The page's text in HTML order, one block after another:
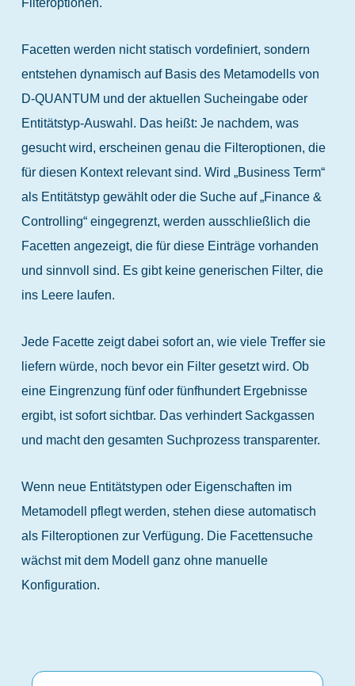
Filteroptionen.
Facetten werden nicht statisch vordefiniert, sondern
entstehen dynamisch auf Basis des Metamodells von
D-QUANTUM und der aktuellen Sucheingabe oder
Entitätstyp-Auswahl. Das heißt: Je nachdem, was
gesucht wird, erscheinen genau die Filteroptionen, die
für diesen Kontext relevant sind. Wird „Business Term“
als Entitätstyp gewählt oder die Suche auf „Finance &
Controlling“ eingegrenzt, werden ausschließlich die
Facetten angezeigt, die für diese Einträge vorhanden
und sinnvoll sind. Es gibt keine generischen Filter, die
ins Leere laufen.
Jede Facette zeigt dabei sofort an, wie viele Treffer sie
liefern würde, noch bevor ein Filter gesetzt wird. Ob
eine Eingrenzung fünf oder fünfhundert Ergebnisse
ergibt, ist sofort sichtbar. Das verhindert Sackgassen
und macht den gesamten Suchprozess transparenter.
Wenn neue Entitätstypen oder Eigenschaften im
Metamodell pflegt werden, stehen diese automatisch
als Filteroptionen zur Verfügung. Die Facettensuche
wächst mit dem Modell ganz ohne manuelle
Konfiguration.